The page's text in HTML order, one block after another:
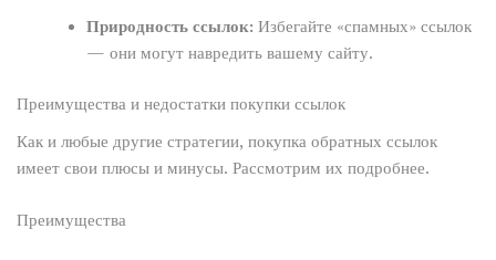
Природность ссылок: Избегайте «спамных» ссылок
— они могут навредить вашему сайту.
Преимущества и недостатки покупки ссылок
Как и любые другие стратегии, покупка обратных ссылок
имеет свои плюсы и минусы. Рассмотрим их подробнее.
Преимущества